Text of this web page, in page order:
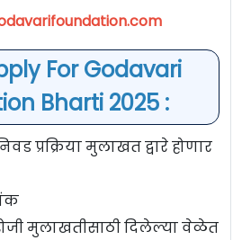
For Godavari
Bharti 2025 :
प्रक्रिया मुलाखत द्वारे होणार
मुलाखतीसाठी दिलेल्या वेळेत